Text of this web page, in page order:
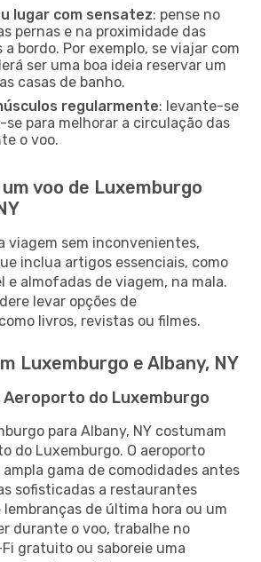
lugar com sensatez: pense no
pernas e na proximidade das
a bordo. Por exemplo, se viajar com
ser uma boa ideia reservar um
casas de banho.
regularmente: levante-se
para melhorar a circulação das
o voo.
voo de Luxemburgo
viagem sem inconvenientes,
inclua artigos essenciais, como
e almofadas de viagem, na mala.
levar opções de
livros, revistas ou filmes.
Luxemburgo e Albany, NY
do Luxemburgo
para Albany, NY costumam
do Luxemburgo. O aeroporto
gama de comodidades antes
sofisticadas a restaurantes
de última hora ou um
durante o voo, trabalhe no
gratuito ou saboreie uma